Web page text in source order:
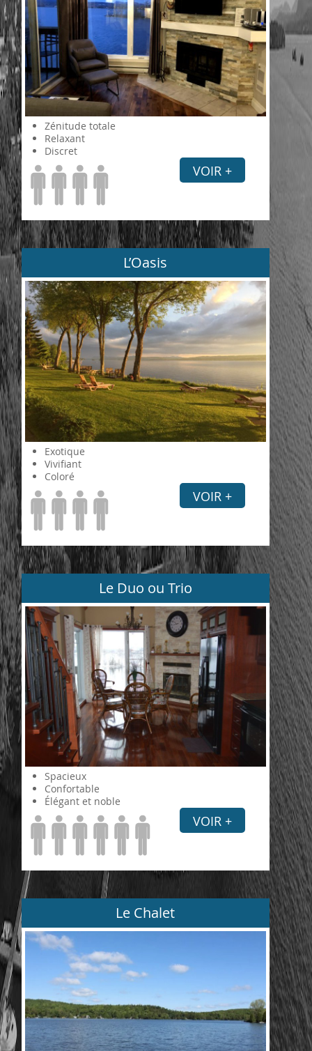
Zénitude totale
Relaxant
Discret
VOIR +
L’Oasis
Exotique
Vivifiant
Coloré
VOIR +
Le Duo ou Trio
Spacieux
Confortable
Élégant et noble
VOIR +
Le Chalet